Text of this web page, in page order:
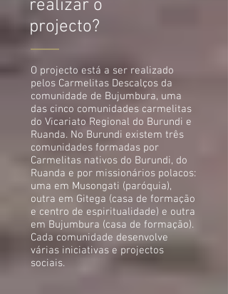
realizar o
projecto?
O projecto está a ser realizado
pelos Carmelitas Descalços da
comunidade de Bujumbura, uma
das cinco comunidades carmelitas
do Vicariato Regional do Burundi e
Ruanda. No Burundi existem três
comunidades formadas por
Carmelitas nativos do Burundi, do
Ruanda e por missionários polacos:
uma em Musongati (paróquia),
outra em Gitega (casa de formação
e centro de espiritualidade) e outra
em Bujumbura (casa de formação).
Cada comunidade desenvolve
várias iniciativas e projectos
sociais.